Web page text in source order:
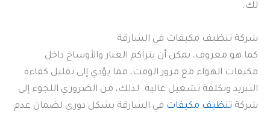
لك.
شركة تنظيف مكيفات في الشارقة
كما هو معروف، يمكن أن يتراكم الغبار والأوساخ داخل
مكيفات الهواء مع مرور الوقت، مما يؤدي إلى تقليل كفاءة
التبريد وتكلفة تشغيل عالية. لذلك، من الضروري اللجوء إلى
شركة تنظيف مكيفات في الشارقة بشكل دوري لضمان عدم